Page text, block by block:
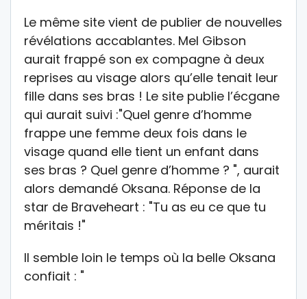
Le même site vient de publier de nouvelles
révélations accablantes. Mel Gibson
aurait frappé son ex compagne à deux
reprises au visage alors qu’elle tenait leur
fille dans ses bras ! Le site publie l’écgane
qui aurait suivi :"Quel genre d’homme
frappe une femme deux fois dans le
visage quand elle tient un enfant dans
ses bras ? Quel genre d’homme ? ", aurait
alors demandé Oksana. Réponse de la
star de Braveheart : "Tu as eu ce que tu
méritais !"
Il semble loin le temps où la belle Oksana
confiait : "